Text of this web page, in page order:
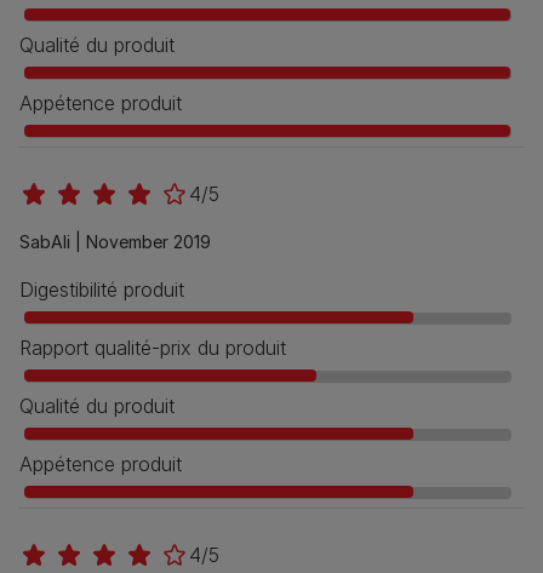
Qualité du produit
Appétence produit
4/5
SabAli | November 2019
Digestibilité produit
Rapport qualité-prix du produit
Qualité du produit
Appétence produit
4/5